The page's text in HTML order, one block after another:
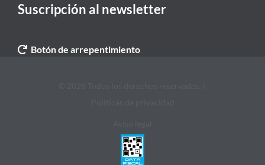
Suscripción al newsletter
Botón de arrepentimiento